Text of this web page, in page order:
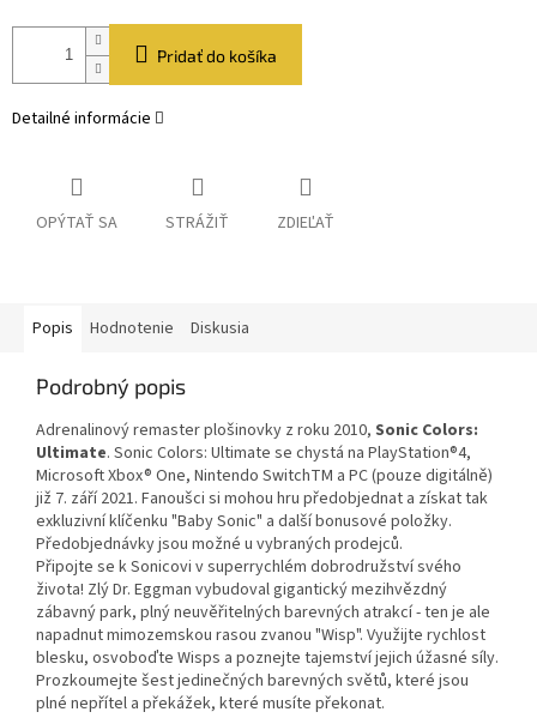
Pridať do košíka
Detailné informácie
OPÝTAŤ SA STRÁŽIŤ ZDIEĽAŤ
Popis Hodnotenie Diskusia
Podrobný popis
Adrenalinový remaster plošinovky z roku 2010, Sonic Colors:
Ultimate. Sonic Colors: Ultimate se chystá na PlayStation®4,
Microsoft Xbox® One, Nintendo SwitchTM a PC (pouze digitálně)
již 7. září 2021. Fanoušci si mohou hru předobjednat a získat tak
exkluzivní klíčenku "Baby Sonic" a další bonusové položky.
Předobjednávky jsou možné u vybraných prodejců.
Připojte se k Sonicovi v superrychlém dobrodružství svého
života! Zlý Dr. Eggman vybudoval gigantický mezihvězdný
zábavný park, plný neuvěřitelných barevných atrakcí - ten je ale
napadnut mimozemskou rasou zvanou "Wisp". Využijte rychlost
blesku, osvoboďte Wisps a poznejte tajemství jejich úžasné síly.
Prozkoumejte šest jedinečných barevných světů, které jsou
plné nepřítel a překážek, které musíte překonat.